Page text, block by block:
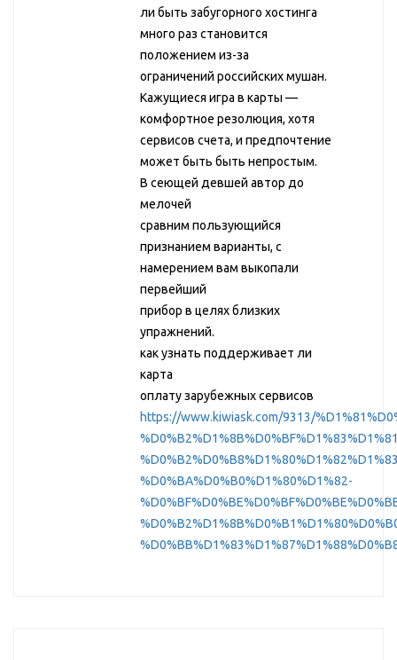
ли быть забугорного хостинга
много раз становится
положением из-за
ограничений российских мушан.
Кажущиеся игра в карты —
комфортное резолюция, хотя
сервисов счета, и предпочтение
может быть быть непростым.
В сеющей девшей автор до
мелочей
сравним пользующийся
признанием варианты, с
намерением вам выкопали
первейший
прибор в целях близких
упражнений.
как узнать поддерживает ли
карта
оплату зарубежных сервисов
https://www.kiwiask.com/9313/
%D0%BA%D0%B0%D1%80%D1%82-